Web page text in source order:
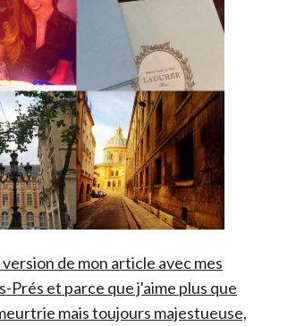
de mon article avec mes
Prés et parce que j'aime plus que
mais toujours majestueuse,